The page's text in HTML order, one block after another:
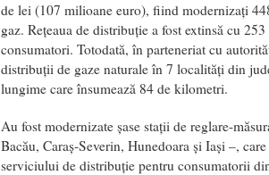
de lei (107 milioane euro), fiind modernizați
gaz. Rețeaua de distribuție a fost extinsă cu
consumatori. Totodată, în parteneriat cu
distribuții de gaze naturale în 7 localități din
lungime care însumează 84 de kilometri.
Au fost modernizate șase stații de reglare-
Bacău, Caraș-Severin, Hunedoara și Iași –,
serviciului de distribuţie pentru consumatorii